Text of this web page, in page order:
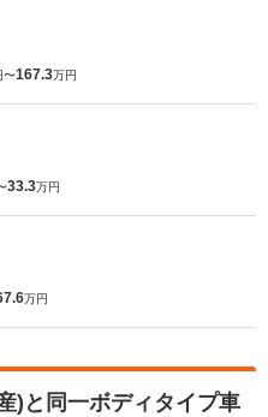
〜167.3万円
33.3万円
万円
)と同一ボディタイプ車